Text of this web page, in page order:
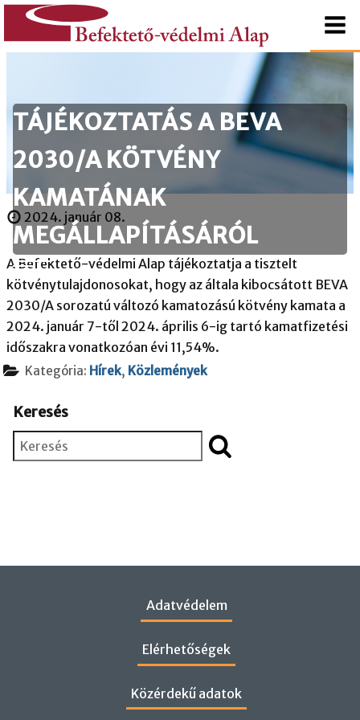
tartalomhoz
Alap
TÁJÉKOZTATÁS A BEVA
2030/A KÖTVÉNY
KAMATÁNAK
MEGÁLLAPÍTÁSÁRÓL
2024. január 08.
A Befektető-védelmi Alap tájékoztatja a tisztelt
kötvénytulajdonosokat, hogy az általa kibocsátott BEVA
2030/A sorozatú változó kamatozású kötvény kamata a
2024. január 7-től 2024. április 6-ig tartó kamatfizetési
időszakra vonatkozóan évi 11,54%.
Kategória: Hírek, Közlemények
Keresés
Keresés
Adatvédelem
Elérhetőségek
Közérdekű adatok